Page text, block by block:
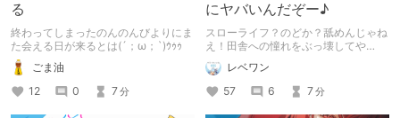
る
終わってしまったのんのんびよりにま
た会える日が来るとは(´；ω；`)ｳｩｩ
ごま油
12
0 7分
にヤバいんだぞー♪
スローライフ？のどか？舐めんじゃね
え！田舎への憧れをぶっ壊してや
レベワン
57
6 7分